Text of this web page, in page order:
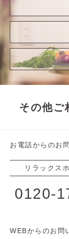
その他ご
お電話からのお
リラックス
0120-
WEBからのお問